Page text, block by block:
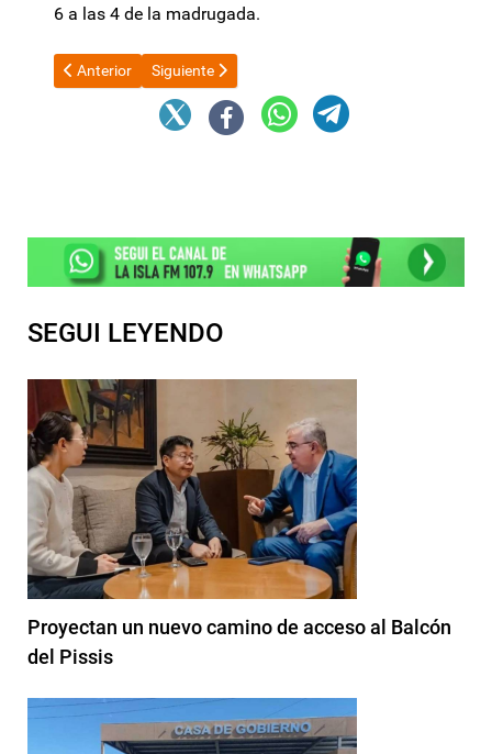
6 a las 4 de la madrugada.
Artículo anterior: Nuevo revés para Javier Milei: el Senado
Anterior Artículo siguiente: Sueño cumplido: los jóvenes
Siguiente
SEGUI LEYENDO
Proyectan un nuevo camino de acceso al Balcón
del Pissis